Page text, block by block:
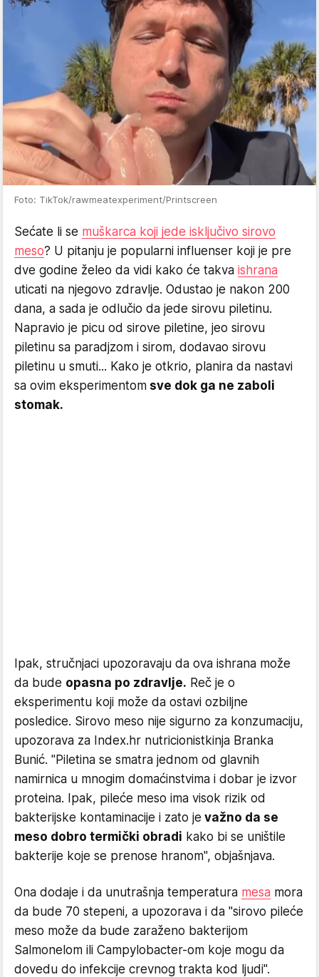
Foto: TikTok/rawmeatexperiment/Printscreen
Sećate li se muškarca koji jede isključivo sirovo
meso? U pitanju je popularni influenser koji je pre
dve godine želeo da vidi kako će takva ishrana
uticati na njegovo zdravlje. Odustao je nakon 200
dana, a sada je odlučio da jede sirovu piletinu.
Napravio je picu od sirove piletine, jeo sirovu
piletinu sa paradjzom i sirom, dodavao sirovu
piletinu u smuti... Kako je otkrio, planira da nastavi
sa ovim eksperimentom sve dok ga ne zaboli
stomak.
Ipak, stručnjaci upozoravaju da ova ishrana može
da bude opasna po zdravlje. Reč je o
eksperimentu koji može da ostavi ozbiljne
posledice. Sirovo meso nije sigurno za konzumaciju,
upozorava za Index.hr nutricionistkinja Branka
Bunić. "Piletina se smatra jednom od glavnih
namirnica u mnogim domaćinstvima i dobar je izvor
proteina. Ipak, pileće meso ima visok rizik od
bakterijske kontaminacije i zato je važno da se
meso dobro termički obradi kako bi se uništile
bakterije koje se prenose hranom", objašnjava.
Ona dodaje i da unutrašnja temperatura mesa mora
da bude 70 stepeni, a upozorava i da "sirovo pileće
meso može da bude zaraženo bakterijom
Salmonelom ili Campylobacter-om koje mogu da
dovedu do infekcije crevnog trakta kod ljudi".